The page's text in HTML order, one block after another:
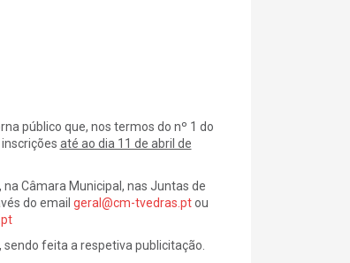
público que, nos termos do nº 1 do
até ao dia 11 de abril de
Câmara Municipal, nas Juntas de
do email geral@cm-tvedras.ptou
feita a respetiva publicitação.